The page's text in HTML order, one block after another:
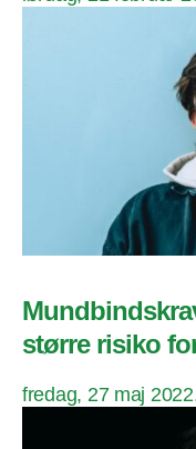
større risiko
fredag, 27 maj